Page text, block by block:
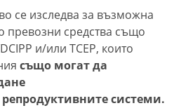
се изследва за възможна
превозни средства също
и/или TCEP, които
също могат да
системи.